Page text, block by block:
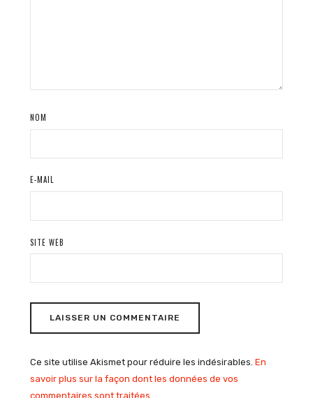
NOM
E-MAIL
SITE WEB
Ce site utilise Akismet pour réduire les indésirables. En
savoir plus sur la façon dont les données de vos
commentaires sont traitées